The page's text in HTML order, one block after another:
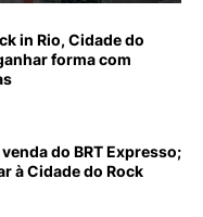
in Rio, Cidade do
forma com
do BRT Expresso;
à Cidade do Rock